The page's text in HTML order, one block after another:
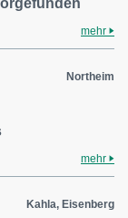
mehr
Northeim
mehr
Kahla, Eisenberg